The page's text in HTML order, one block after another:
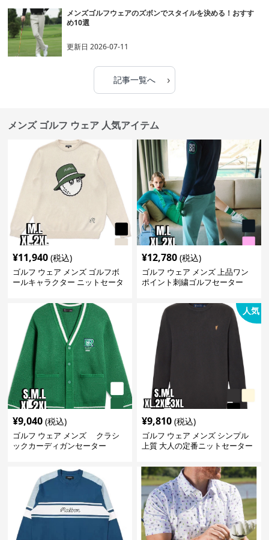
メンズゴルフウェアのズボンでスタイルを決める！おすす
め10選
更新日2026-07-11
記事一覧へ ›
メンズ ゴルフ ウェア 人気アイテム
¥11,940 (税込)
ゴルフ ウェア メンズ ゴルフボ
ールキャラクター ニットセータ
¥12,780 (税込)
ゴルフ ウェア メンズ 上品ワン
ポイント刺繍ゴルフセーター
¥9,040 (税込)
ゴルフ ウェア メンズ クラシ
ックカーディガンセーター
人気
¥9,810 (税込)
ゴルフ ウェア メンズ シンプル
上質 大人の定番ニットセーター